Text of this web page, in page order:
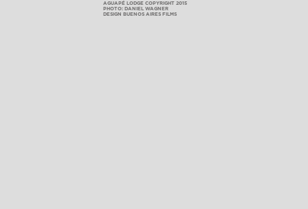
AGUAPÉ LODGE COPYRIGHT 2015
PHOTO: DANIEL WAGNER
DESIGN BUENOS AIRES FILMS